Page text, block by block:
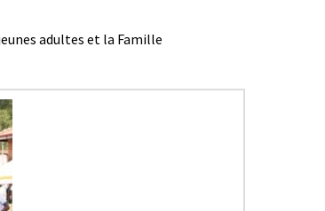
adultes et la Famille